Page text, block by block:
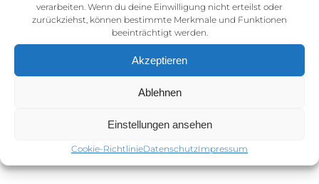
verarbeiten. Wenn du deine Einwilligung nicht erteilst oder
zurückziehst, können bestimmte Merkmale und Funktionen
beeinträchtigt werden.
Akzeptieren
Ablehnen
Einstellungen ansehen
Cookie-RichtlinieDatenschutzImpressum
AGB (Allgemeine Geschäftsbedingunen)